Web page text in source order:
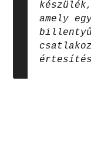
amely